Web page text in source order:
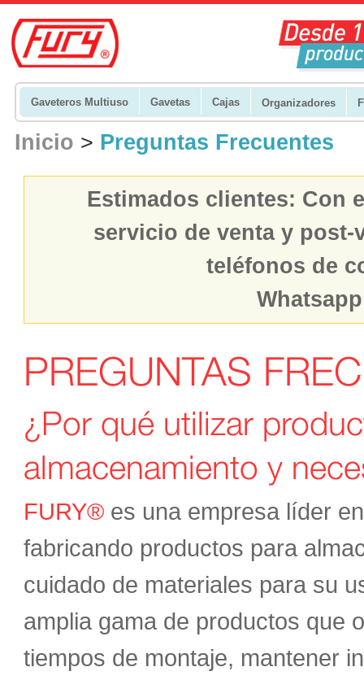
Gaveteros Multiuso Gavetas Cajas Organizadores
Inicio > Preguntas Frecuentes
Estimados clientes: Con
servicio de venta y
teléfonos de
PREGUNTAS
¿Por qué utilizar
almacenamiento y
FURY® es una empresa líder
fabricando productos para
cuidado de materiales para su
amplia gama de productos que
tiempos de montaje, mantener